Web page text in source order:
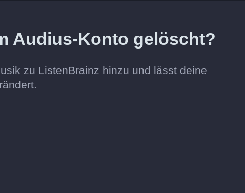
Audius-Konto gelöscht?
zu ListenBrainz hinzu und lässt deine